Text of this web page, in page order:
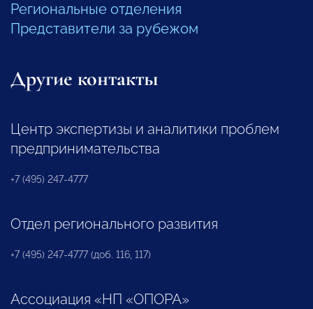
Региональные отделения
Представители за рубежом
Другие контакты
Центр экспертизы и аналитики проблем
предпринимательства
+7 (495) 247-4777
Отдел регионального развития
+7 (495) 247-4777 (доб. 116, 117)
Ассоциация «НП «ОПОРА»